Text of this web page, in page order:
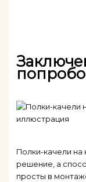
Полки-качели на
решение, а
просты в